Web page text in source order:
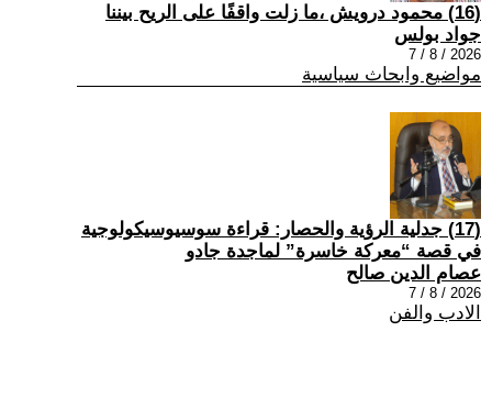
(16) محمود درويش ،ما زلت واقفًا على الريح بيننا
جواد بولس
2026 / 8 / 7
مواضيع وابحاث سياسية
(17) جدلية الرؤية والحصار: قراءة سوسيوسيكولوجية
في قصة “معركة خاسرة” لماجدة جادو
عصام الدين صالح
2026 / 8 / 7
الادب والفن